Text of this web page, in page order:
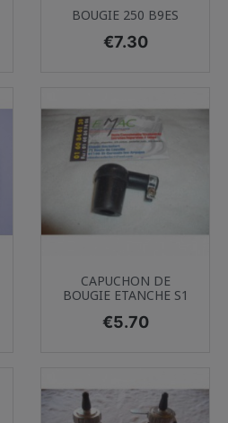
BOUGIE 250 B9ES
Price
€7.30
CAPUCHON DE
BOUGIE ETANCHE S1
Price
€5.70